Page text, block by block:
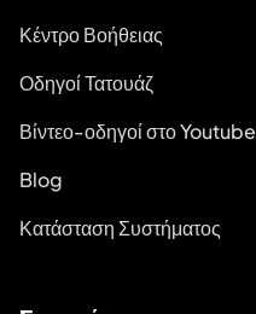
Κέντρο Βοήθειας
Οδηγοί Τατουάζ
Βίντεο-οδηγοί στο Youtube
Blog
Κατάσταση Συστήματος